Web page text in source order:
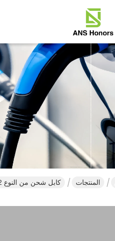
المنتجات كابل شحن من النوع 2 إلى النوع 2 EV